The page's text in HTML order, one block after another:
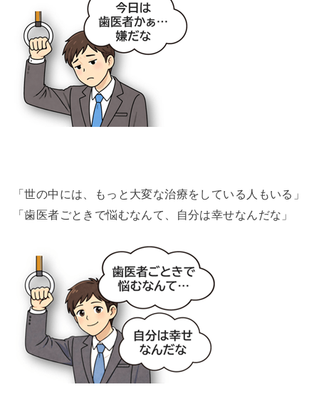
「世の中には、もっと大変な治療をしている人もいる」
「歯医者ごときで悩むなんて、自分は幸せなんだな」